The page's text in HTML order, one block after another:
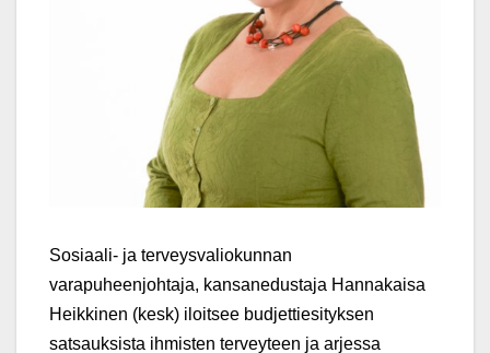
Sosiaali- ja terveysvaliokunnan
varapuheenjohtaja, kansanedustaja Hannakaisa
Heikkinen (kesk) iloitsee budjettiesityksen
satsauksista ihmisten terveyteen ja arjessa